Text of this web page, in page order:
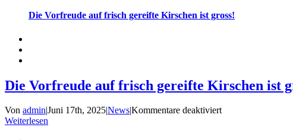
Die Vorfreude auf frisch gereifte Kirschen ist gross!
Die Vorfreude auf frisch gereifte Kirschen ist
Von admin|Juni 17th, 2025|News|Kommentare deaktiviertfür
Weiterlesen